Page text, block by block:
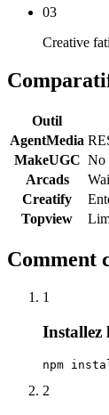
03
Creative
Outil
AgentMedia
MakeUGC No
Arcads
Creatify
Topview
Comment
1
Installez
npm
2